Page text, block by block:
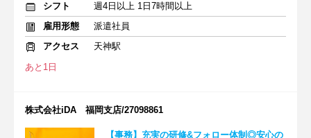
シフト
週4日以上 1日7時間以上
雇用形態
派遣社員
アクセス
天神駅
あと1日
株式会社iDA 福岡支店/27098861
【事務】充実の研修&フォロー体制◎安心の